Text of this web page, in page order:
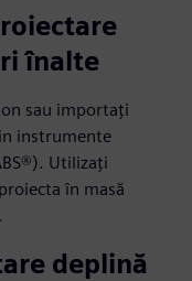
înalte
sau importați
instrumente
Utilizați
în masă
deplină